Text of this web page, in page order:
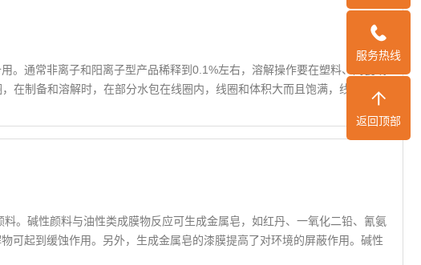
通常非离子和阳离子型产品稀释到0.1%左右，溶解操作要在塑料、陶瓷或
在制备和溶解时，在部分水包在线圈内，线圈和体积大而且饱满，线圈之间
可起到缓蚀作用。另外，生成金属皂的漆膜提高了对环境的屏蔽作用。碱性
服务热线
返回顶部